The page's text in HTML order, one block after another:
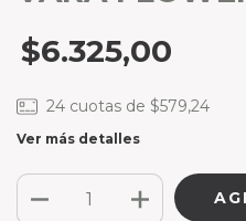
$6.325,00
24 cuotas de $579,24
Ver más detalles